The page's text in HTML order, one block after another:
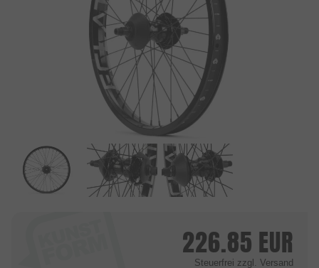
226.85 EUR
Steuerfrei zzgl. Versand